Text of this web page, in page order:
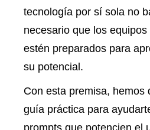
tecnología por sí sola no
necesario que los
estén preparados para
su potencial.
Con esta premisa, hemos
guía práctica para
prompts que potencien el